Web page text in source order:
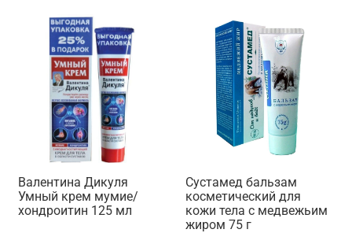
Валентина Дикуля
Умный крем мумие/
хондроитин 125 мл
Сустамед бальзам
косметический для
кожи тела с медвежьим
жиром 75 г